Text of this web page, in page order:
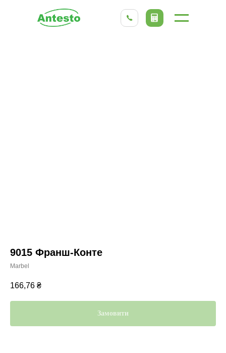
9015 Франш-Конте
Marbel
166,76 ₴
Замовити